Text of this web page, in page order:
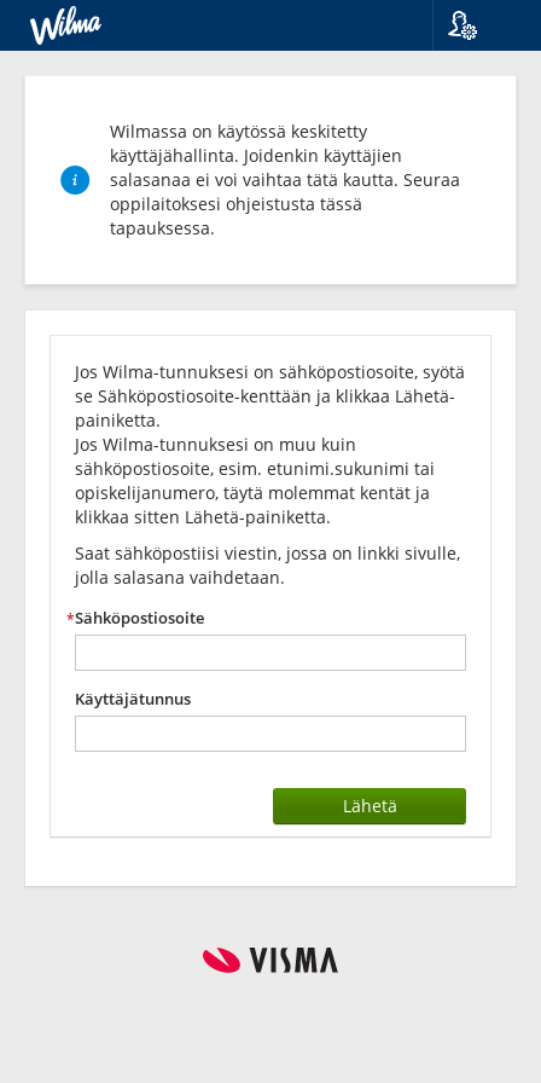
Wilmassa on käytössä keskitetty
käyttäjähallinta. Joidenkin käyttäjien
salasanaa ei voi vaihtaa tätä kautta. Seuraa
oppilaitoksesi ohjeistusta tässä
tapauksessa.
Unohditko
salasanasi?
Jos Wilma-tunnuksesi on sähköpostiosoite, syötä
se Sähköpostiosoite-kenttään ja klikkaa Lähetä-
painiketta.
Jos Wilma-tunnuksesi on muu kuin
sähköpostiosoite, esim. etunimi.sukunimi tai
opiskelijanumero, täytä molemmat kentät ja
klikkaa sitten Lähetä-painiketta.
Saat sähköpostiisi viestin, jossa on linkki sivulle,
jolla salasana vaihdetaan.
Sähköpostiosoite
Käyttäjätunnus